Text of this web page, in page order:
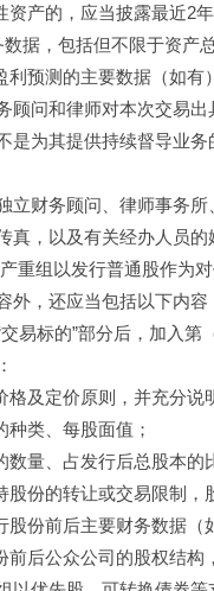
资产的，应当披露最近2
据，包括但不限于资产
的主要数据（如有）
律师对本次交易出具
提供持续督导业务的
立财务顾问、律师事务
真，以及有关经办人员的
重组以发行普通股作为
外，还应当包括以下内容
易标的”部分后，加入第
格及定价原则，并充分说
类、每股面值；
量、占发行后总股本的
转让或交易限制，股
后主要财务数据（如
众公司的股权结构，